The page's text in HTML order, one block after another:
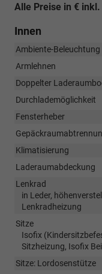
Alle Preise in € inkl.
Innen
Ambiente-Beleuchtung
Armlehnen
Doppelter
Durchlademöglichkeit
Fensterheber
Klimatisierung
Laderaumabdeckung
Lenkrad
in Leder,
Lenkradheizung
Sitze
Isofix
Sitzheizung, Isofix
Sitze: Lordosenstütze